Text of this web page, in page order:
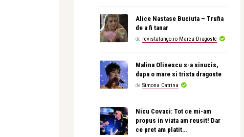
Alice Nastase Buciuta – Trufia
de a fi tanar
de revistatango.ro Marea Dragoste
Malina Olinescu s-a sinucis,
dupa o mare si trista dragoste
de Simona Catrina
Nicu Covaci: Tot ce mi-am
propus in viata am reusit! Dar
ce pret am platit…